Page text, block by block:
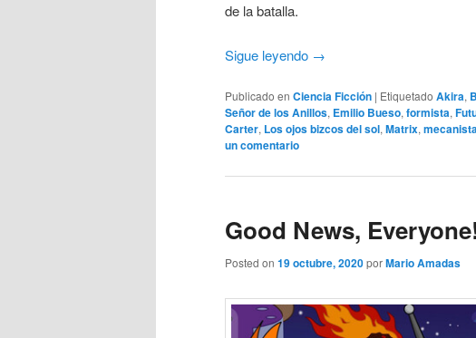
de la batalla.
Sigue leyendo →
Publicado en Ciencia Ficción | Etiquetado Akira,
Señor de los Anillos, Emilio Bueso, formista,
Carter, Los ojos bizcos del sol, Matrix,
un comentario
Good News,
Posted on 19 octubre, 2020porMario Amadas